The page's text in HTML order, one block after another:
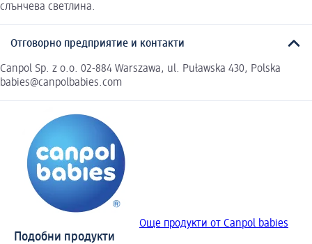
слънчева светлина.
Отговорно предприятие и контакти
Canpol Sp. z o.o. 02-884 Warszawa, ul. Puławska 430, Polska
babies@canpolbabies.com
Още продукти от Canpol babies
Подобни продукти